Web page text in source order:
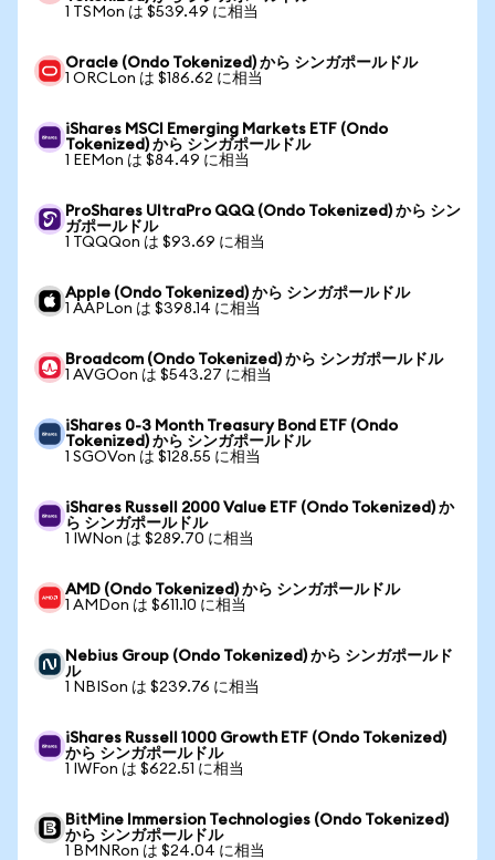
1 TSMon は $539.49 に相当
Oracle (Ondo Tokenized) から シンガポールドル
1 ORCLon は $186.62 に相当
iShares MSCI Emerging Markets ETF (Ondo
Tokenized) から シンガポールドル
1 EEMon は $84.49 に相当
ProShares UltraPro QQQ (Ondo Tokenized) から シン
ガポールドル
1 TQQQon は $93.69 に相当
Apple (Ondo Tokenized) から シンガポールドル
1 AAPLon は $398.14 に相当
Broadcom (Ondo Tokenized) から シンガポールドル
1 AVGOon は $543.27 に相当
iShares 0-3 Month Treasury Bond ETF (Ondo
Tokenized) から シンガポールドル
1 SGOVon は $128.55 に相当
iShares Russell 2000 Value ETF (Ondo Tokenized) か
ら シンガポールドル
1 IWNon は $289.70 に相当
AMD (Ondo Tokenized) から シンガポールドル
1 AMDon は $611.10 に相当
Nebius Group (Ondo Tokenized) から シンガポールド
ル
1 NBISon は $239.76 に相当
iShares Russell 1000 Growth ETF (Ondo Tokenized)
から シンガポールドル
1 IWFon は $622.51 に相当
BitMine Immersion Technologies (Ondo Tokenized)
から シンガポールドル
1 BMNRon は $24.04 に相当